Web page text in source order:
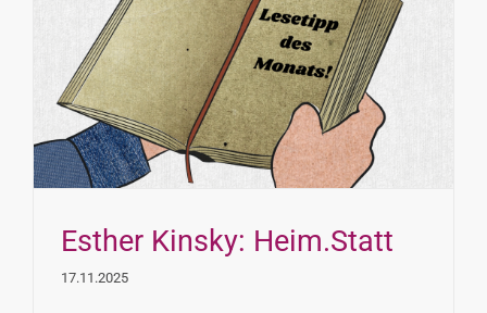
Esther Kinsky: Heim.Statt
17.11.2025